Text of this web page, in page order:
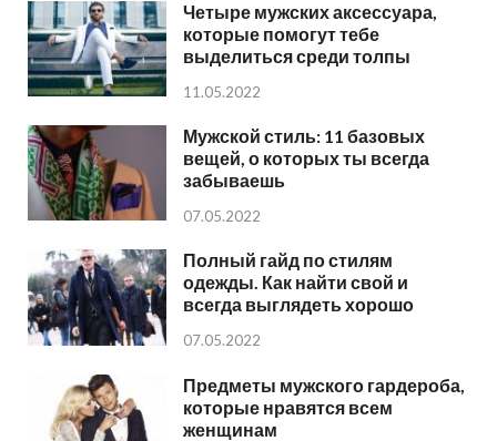
Четыре мужских аксессуара,
которые помогут тебе
выделиться среди толпы
11.05.2022
Мужской стиль: 11 базовых
вещей, о которых ты всегда
забываешь
07.05.2022
Полный гайд по стилям
одежды. Как найти свой и
всегда выглядеть хорошо
07.05.2022
Предметы мужского гардероба,
которые нравятся всем
женщинам